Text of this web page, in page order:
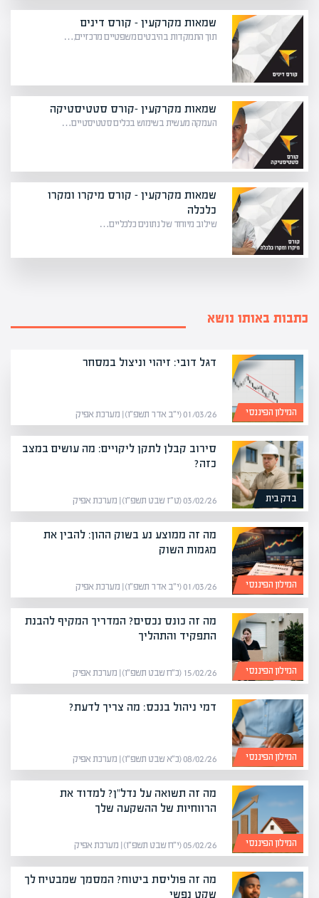
שמאות מקרקעין – קורס דינים
תוך התמקדות בהיבטים משפטיים מרכזיים,…
שמאות מקרקעין -קורס סטטיסטיקה
העמקה מעשית בשימוש בכלים סטטיסטיים…
שמאות מקרקעין – קורס מיקרו ומקרו
כלכלה
שילוב מיוחד של נתונים כלכליים…
כתבות באותו נושא
המילון הפיננסי
דגל דובי: זיהוי וניצול במסחר
01/03/26 (י״ב אדר תשפ״ו) | מערכת אפיק
בדק בית
סירוב קבלן לתקן ליקויים: מה עושים במצב
כזה?
03/02/26 (ט״ז שבט תשפ״ו) | מערכת אפיק
המילון הפיננסי
מה זה ממוצע נע בשוק ההון: להבין את
מגמות השוק
01/03/26 (י״ב אדר תשפ״ו) | מערכת אפיק
המילון הפיננסי
מה זה כונס נכסים? המדריך המקיף להבנת
התפקיד והתהליך
15/02/26 (כ״ח שבט תשפ״ו) | מערכת אפיק
המילון הפיננסי
דמי ניהול בנכס: מה צריך לדעת?
08/02/26 (כ״א שבט תשפ״ו) | מערכת אפיק
המילון הפיננסי
מה זה תשואה על נדל"ן? למדוד את
הרווחיות של ההשקעה שלך
05/02/26 (י״ח שבט תשפ״ו) | מערכת אפיק
מה זה פוליסת ביטוח? המסמך שמבטיח לך
שקט נפשי